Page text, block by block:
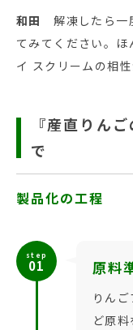
和田
解凍したら一
てみてください。
イ スクリームの相性
『産直りん
で
製品化の工程
step
01 原料
りん
ど原料